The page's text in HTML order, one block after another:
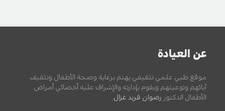
عن العيادة
موقع طبي علمي تثقيفي يهتم برعاية وصحة الأطفال وتثقيف
آبائهم وتوعيتهم ويقوم بإدارته والإشراف عليه أخصائي أمراض
الأطفال الدكتور رضوان فريد غزال.